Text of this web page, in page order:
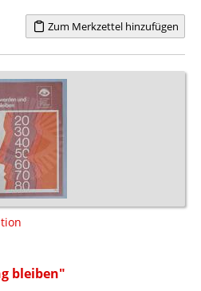
Zum Merkzettel hinzufügen
bleiben"